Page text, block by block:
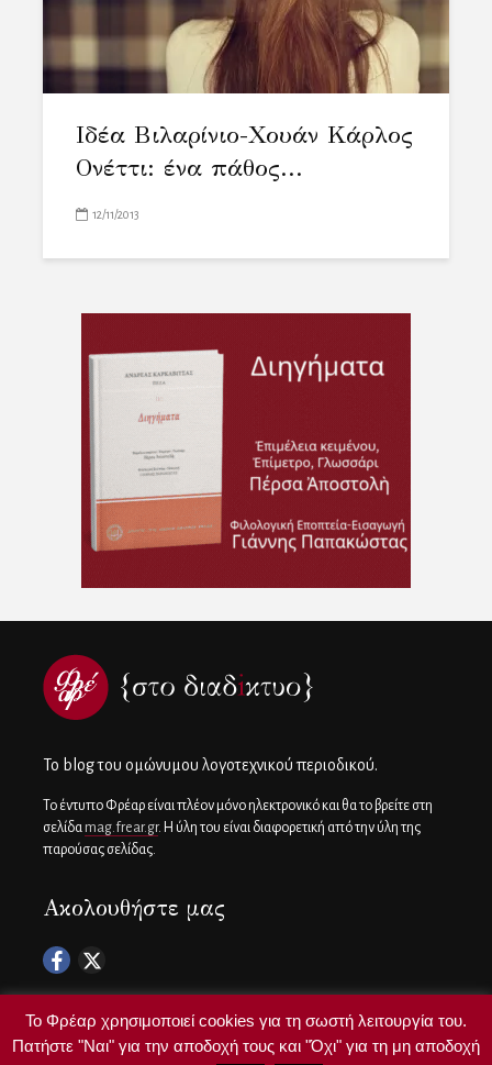
Ιδέα Βιλαρίνιο-Χουάν Κάρλος
Ονέττι: ένα πάθος...
12/11/2013
To blog του ομώνυμου λογοτεχνικού περιοδικού.
Το έντυπο Φρέαρ είναι πλέον μόνο ηλεκτρονικό και θα το βρείτε στη
σελίδα mag.frear.gr. Η ύλη του είναι διαφορετική από την ύλη της
παρούσας σελίδας.
Ακολουθήστε μας
Copyright ©frear.gr
Το Φρέαρ χρησιμοποιεί cookies για τη σωστή λειτουργία του.
Πατήστε "Ναι" για την αποδοχή τους και "Όχι" για τη μη αποδοχή